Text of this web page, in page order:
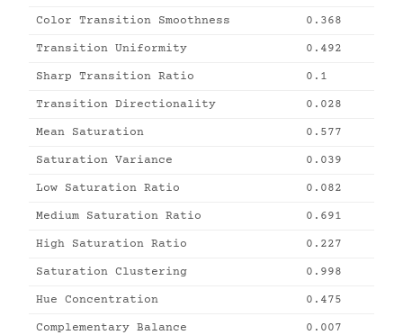
Color Transition Smoothness 0.368
Transition Uniformity 0.492
Sharp Transition Ratio 0.1
Transition Directionality 0.028
Mean Saturation 0.577
Saturation Variance 0.039
Low Saturation Ratio 0.082
Medium Saturation Ratio 0.691
High Saturation Ratio 0.227
Saturation Clustering 0.998
Hue Concentration 0.475
Complementary Balance 0.007